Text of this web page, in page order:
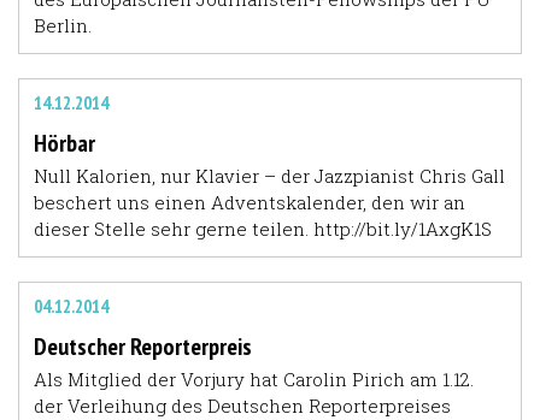
Berlin.
14.12.2014
Hörbar
Null Kalorien, nur Klavier – der Jazzpianist Chris Gall
beschert uns einen Adventskalender, den wir an
dieser Stelle sehr gerne teilen. http://bit.ly/1AxgK1S
04.12.2014
Deutscher Reporterpreis
Als Mitglied der Vorjury hat Carolin Pirich am 1.12.
der Verleihung des Deutschen Reporterpreises